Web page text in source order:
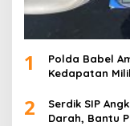
1
Polda Babel
Kedapatan
2
Serdik SIP
Darah, Bantu